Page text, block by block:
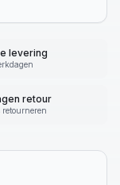
levering
retour
retourneren